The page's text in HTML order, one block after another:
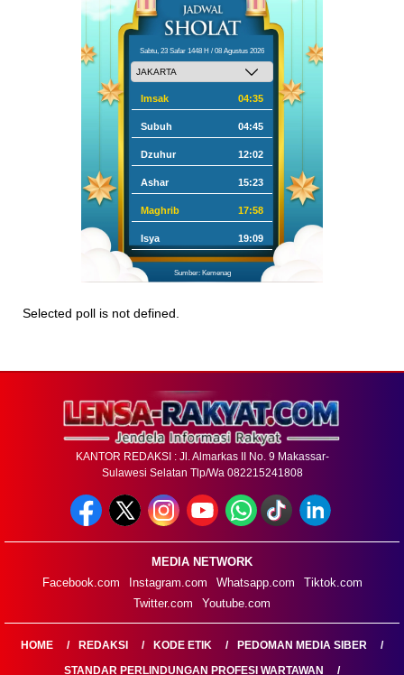
Sabtu, 23 Safar 1448 H / 08 Agustus 2026
Imsak 04:35
Subuh 04:45
Dzuhur 12:02
Ashar 15:23
Maghrib 17:58
Isya 19:09
Sumber: Kemenag
Selected poll is not defined.
KANTOR REDAKSI : Jl. Almarkas II No. 9 Makassar-
Sulawesi Selatan Tlp/Wa 082215241808
MEDIA NETWORK
Facebook.com
Instagram.com Whatsapp.com
Tiktok.com
Twitter.com
Youtube.com
HOME REDAKSI KODE ETIK
PEDOMAN MEDIA SIBER
STANDAR PERLINDUNGAN PROFESI WARTAWAN